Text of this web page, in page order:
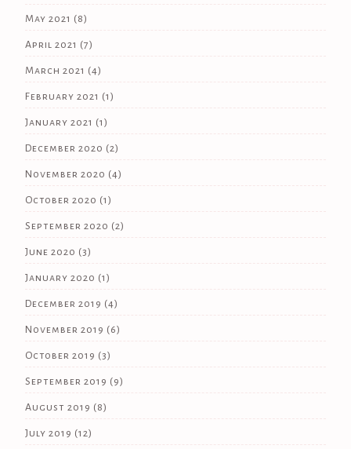
May 2021 (8)
April 2021 (7)
March 2021 (4)
February 2021 (1)
January 2021 (1)
December 2020 (2)
November 2020 (4)
October 2020 (1)
September 2020 (2)
June 2020 (3)
January 2020 (1)
December 2019 (4)
November 2019 (6)
October 2019 (3)
September 2019 (9)
August 2019 (8)
July 2019 (12)